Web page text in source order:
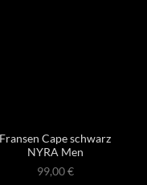
Fransen Cape schwarz
NYRA Men
99,00€